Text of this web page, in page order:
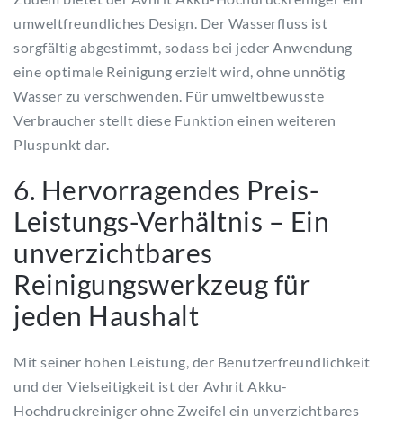
umweltfreundliches Design. Der Wasserfluss ist
sorgfältig abgestimmt, sodass bei jeder Anwendung
eine optimale Reinigung erzielt wird, ohne unnötig
Wasser zu verschwenden. Für umweltbewusste
Verbraucher stellt diese Funktion einen weiteren
Pluspunkt dar.
6. Hervorragendes Preis-
Leistungs-Verhältnis – Ein
unverzichtbares
Reinigungswerkzeug für
jeden Haushalt
Mit seiner hohen Leistung, der Benutzerfreundlichkeit
und der Vielseitigkeit ist der Avhrit Akku-
Hochdruckreiniger ohne Zweifel ein unverzichtbares